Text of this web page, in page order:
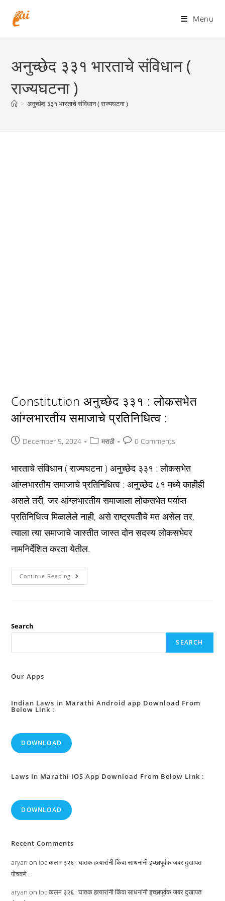
Menu
अनुच्छेद ३३१ भारताचे संविधान (
राज्यघटना )
> अनुच्छेद ३३१ भारताचे संविधान ( राज्यघटना )
Constitution अनुच्छेद ३३१ : लोकसभेत
आंग्लभारतीय समाजाचे प्रतिनिधित्व :
PostDecember 9, 2024
Postमराठी
Post0 Comments
भारताचे संविधान ( राज्यघटना ) अनुच्छेद ३३१ : लोकसभेत
आंग्लभारतीय समाजाचे प्रतिनिधित्व : अनुच्छेद ८१ मध्ये काहीही
असले तरी, जर आंग्लभारतीय समाजाला लोकसभेत पर्याप्त
प्रतिनिधित्व मिळालेले नाही, असे राष्ट्रपतीेचे मत असेल तर,
त्याला त्या समाजाचे जास्तीत जास्त दोन सदस्य लोकसभेवर
नामनिर्देशित करता येतील.
Continue Reading Constitution
अनुच्छेद
:
Search
SEARCH
Our Apps
Indian Laws in Marathi Android app Download From
Below Link :
DOWNLOAD
Laws In Marathi IOS App Download From Below Link :
DOWNLOAD
Recent Comments
aryan on Ipc कलम ३२६ : घातक हत्यारांनी किंवा साधनांनी इच्छापूर्वक जबर दुखापत
पोचवणे :
aryan on Ipc कलम ३२६ : घातक हत्यारांनी किंवा साधनांनी इच्छापूर्वक जबर दुखापत